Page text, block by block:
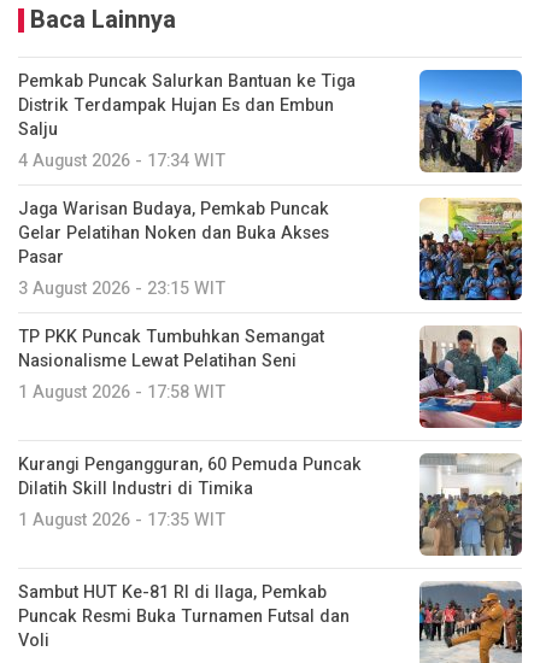
Baca Lainnya
Pemkab Puncak Salurkan Bantuan ke Tiga
Distrik Terdampak Hujan Es dan Embun
Salju
4 August 2026 - 17:34 WIT
Jaga Warisan Budaya, Pemkab Puncak
Gelar Pelatihan Noken dan Buka Akses
Pasar
3 August 2026 - 23:15 WIT
TP PKK Puncak Tumbuhkan Semangat
Nasionalisme Lewat Pelatihan Seni
1 August 2026 - 17:58 WIT
Kurangi Pengangguran, 60 Pemuda Puncak
Dilatih Skill Industri di Timika
1 August 2026 - 17:35 WIT
Sambut HUT Ke-81 RI di Ilaga, Pemkab
Puncak Resmi Buka Turnamen Futsal dan
Voli